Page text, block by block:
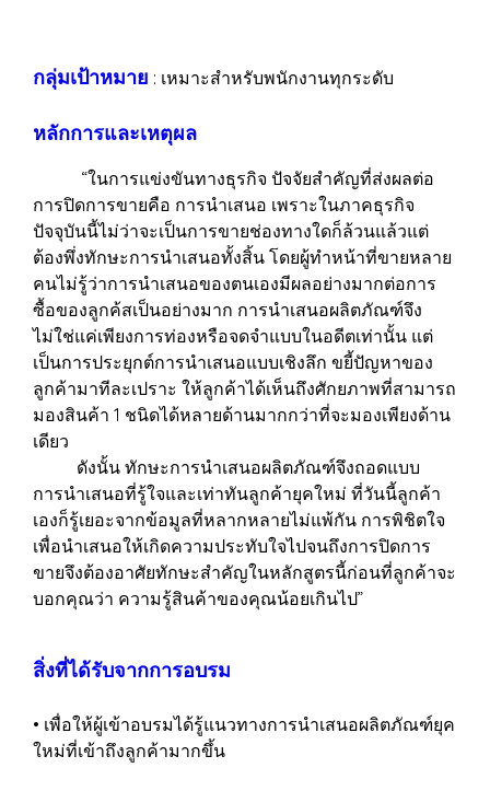
กลุ่มเป้าหมาย : เหมาะสำหรับพนักงานทุกระดับ
หลักการและเหตุผล
“ในการแข่งขันทางธุรกิจ ปัจจัยสำคัญที่ส่งผลต่อ
การปิดการขายคือ การนำเสนอ เพราะในภาคธุรกิจ
ปัจจุบันนี้ไม่ว่าจะเป็นการขายช่องทางใดก็ล้วนแล้วแต่
ต้องพึ่งทักษะการนำเสนอทั้งสิ้น โดยผู้ทำหน้าที่ขายหลาย
คนไม่รู้ว่าการนำเสนอของตนเองมีผลอย่างมากต่อการ
ซื้อของลูกค้สเป็นอย่างมาก การนำเสนอผลิตภัณฑ์จึง
ไม่ใช่แค่เพียงการท่องหรือจดจำแบบในอดีตเท่านั้น แต่
เป็นการประยุกต์การนำเสนอแบบเชิงลึก ขยี้ปัญหาของ
ลูกค้ามาทีละเปราะ ให้ลูกค้าได้เห็นถึงศักยภาพที่สามารถ
มองสินค้า 1 ชนิดได้หลายด้านมากกว่าที่จะมองเพียงด้าน
เดียว
ดังนั้น ทักษะการนำเสนอผลิตภัณฑ์จึงถอดแบบ
การนำเสนอที่รู้ใจและเท่าทันลูกค้ายุคใหม่ ที่วันนี้ลูกค้า
เองก็รู้เยอะจากข้อมูลที่หลากหลายไม่แพ้กัน การพิชิตใจ
เพื่อนำเสนอให้เกิดความประทับใจไปจนถึงการปิดการ
ขายจึงต้องอาศัยทักษะสำคัญในหลักสูตรนี้ก่อนที่ลูกค้าจะ
บอกคุณว่า ความรู้สินค้าของคุณน้อยเกินไป”
สิ่งที่ได้รับจากการอบรม
• เพื่อให้ผู้เข้าอบรมได้รู้แนวทางการนำเสนอผลิตภัณฑ์ยุค
ใหม่ที่เข้าถึงลูกค้ามากขึ้น